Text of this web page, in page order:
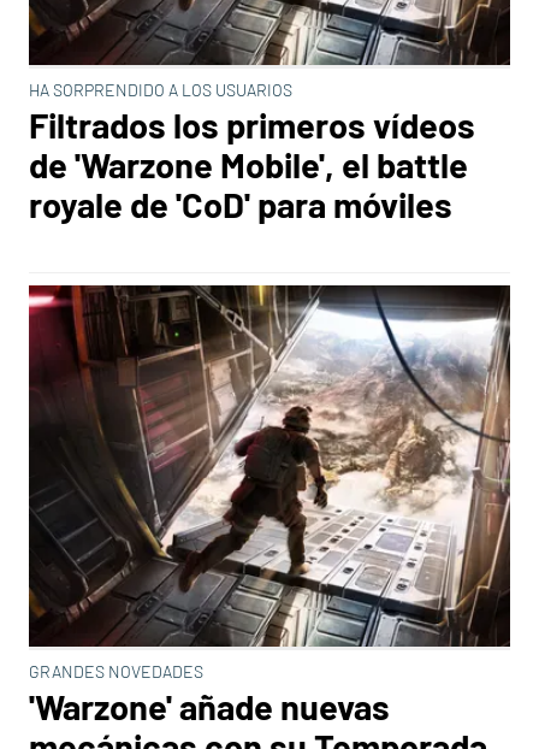
HA SORPRENDIDO A LOS USUARIOS
Filtrados los primeros vídeos
de 'Warzone Mobile', el battle
royale de 'CoD' para móviles
GRANDES NOVEDADES
'Warzone' añade nuevas